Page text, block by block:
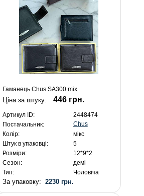
Гаманець Chus SA300 mix
Ціна за штуку: 446 грн.
Артикул ID:
2448474
Постачальник:
Chus
Колір:
мікс
Штук в упаковці:
5
Розміри:
12*9*2
Сезон:
демі
Тип:
Чоловіча
За упаковку: 2230 грн.